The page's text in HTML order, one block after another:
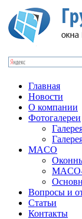
Главная
Новости
О компании
Фотогалереи
MACO
Вопросы и
Статьи
Контакты